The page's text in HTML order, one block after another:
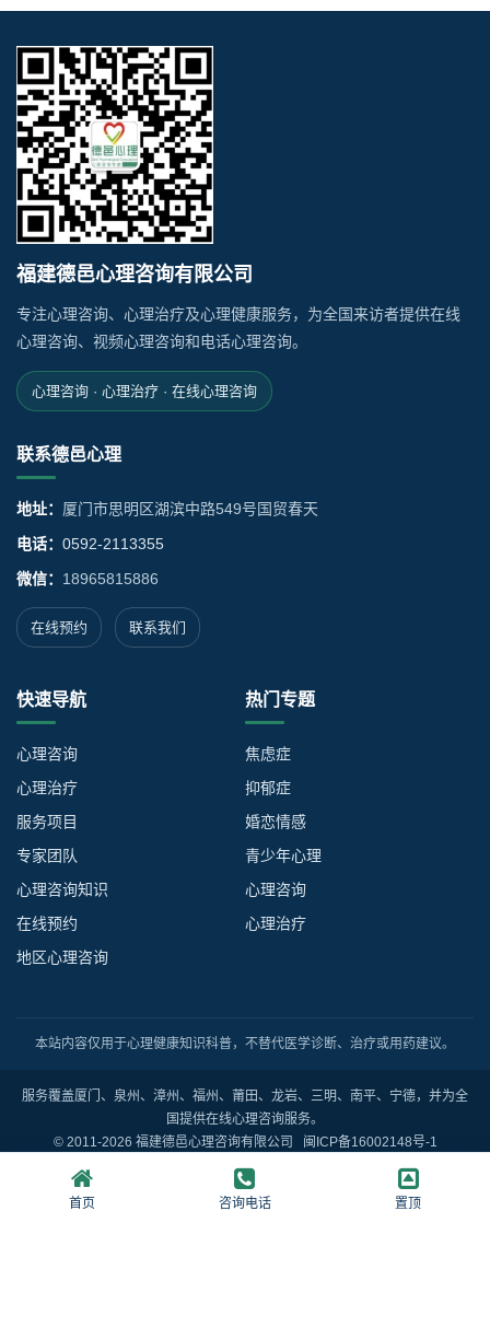
福建德邑心理咨询有限公司
专注心理咨询、心理治疗及心理健康服务，为全国来访者提供在线
心理咨询、视频心理咨询和电话心理咨询。
心理咨询 · 心理治疗 · 在线心理咨询
联系德邑心理
地址： 厦门市思明区湖滨中路549号国贸春天
电话： 0592-2113355
微信： 18965815886
在线预约 联系我们
快速导航
心理咨询
心理治疗
服务项目
专家团队
心理咨询知识
在线预约
地区心理咨询
热门专题
焦虑症
抑郁症
婚恋情感
青少年心理
心理咨询
心理治疗
本站内容仅用于心理健康知识科普，不替代医学诊断、治疗或用药建议。
服务覆盖厦门、泉州、漳州、福州、莆田、龙岩、三明、南平、宁德，并为全
国提供在线心理咨询服务。
© 2011-2026 福建德邑心理咨询有限公司
闽ICP备16002148号-1
首页 咨询电话 置顶